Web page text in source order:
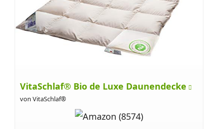
VitaSchlaf® Bio de Luxe Daunendecke
von VitaSchlaf®